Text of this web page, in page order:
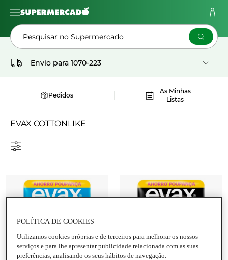
Pesquisar no Supermercado
Envio para 1070-223
Pedidos
As Minhas
Listas
EVAX COTTONLIKE
Adicionar Adicionar
POLÍTICA DE COOKIES
Utilizamos cookies próprias e de terceiros para melhorar os nossos
serviços e para lhe apresentar publicidade relacionada com as suas
preferências, analisando os seus hábitos de navegação.